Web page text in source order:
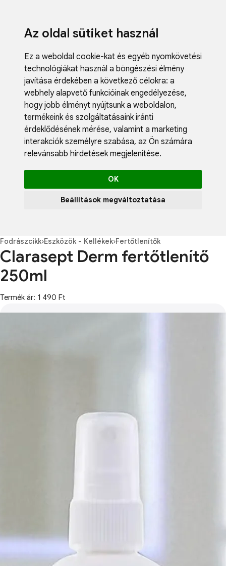
Az oldal sütiket használ
Ez a weboldal cookie-kat és egyéb nyomkövetési
technológiákat használ a böngészési élmény
javítása érdekében a következő célokra: a
webhely alapvető funkcióinak engedélyezése,
hogy jobb élményt nyújtsunk a weboldalon,
termékeink és szolgáltatásaink iránti
érdeklődésének mérése, valamint a marketing
interakciók személyre szabása, az Ön számára
relevánsabb hirdetések megjelenítése.
OK
Beállítások megváltoztatása
Blog
Fodrászcikk›Eszközök - Kellékek›Fertőtlenítők
Clarasept Derm fertőtlenítő
250ml
Termék ár: 1 490 Ft